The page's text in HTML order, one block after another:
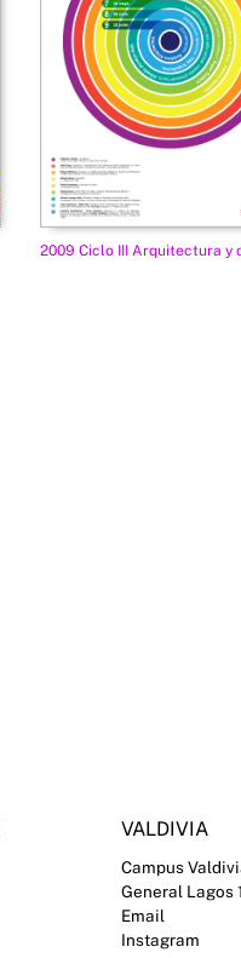
2009 Ciclo III Arquitectura y
VALDIVIA
Campus
General Lagos
Email
Instagram